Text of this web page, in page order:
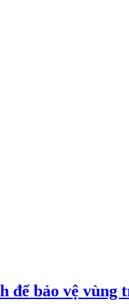
để bảo vệ vùng